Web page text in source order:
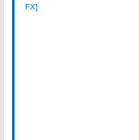
FX]